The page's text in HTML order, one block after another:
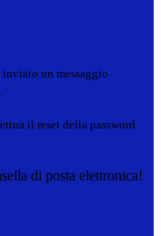
inviato un messaggio
il reset della password
di posta elettronica!